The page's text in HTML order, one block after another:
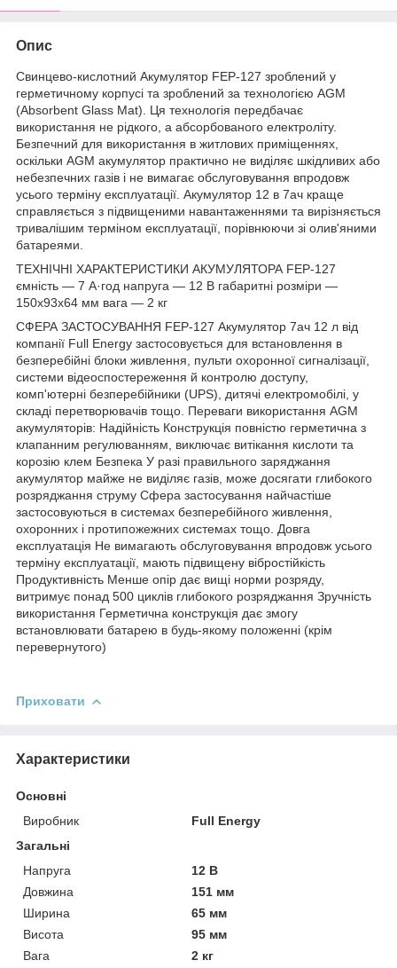
Опис
Свинцево-кислотний Акумулятор FEP-127 зроблений у
герметичному корпусі та зроблений за технологією AGM
(Absorbent Glass Mat). Ця технологія передбачає
використання не рідкого, а абсорбованого електроліту.
Безпечний для використання в житлових приміщеннях,
оскільки AGM акумулятор практично не виділяє шкідливих або
небезпечних газів і не вимагає обслуговування впродовж
усього терміну експлуатації. Акумулятор 12 в 7ач краще
справляється з підвищеними навантаженнями та вирізняється
тривалішим терміном експлуатації, порівнюючи зі олив'яними
батареями.
ТЕХНІЧНІ ХАРАКТЕРИСТИКИ АКУМУЛЯТОРА FEP-127
ємність — 7 A·год напруга — 12 В габаритні розміри —
150х93х64 мм вага — 2 кг
СФЕРА ЗАСТОСУВАННЯ FEP-127 Акумулятор 7ач 12 л від
компанії Full Energy застосовується для встановлення в
безперебійні блоки живлення, пульти охоронної сигналізації,
системи відеоспостереження й контролю доступу,
комп'ютерні безперебійники (UPS), дитячі електромобілі, у
складі перетворювачів тощо. Переваги використання AGM
акумуляторів: Надійність Конструкція повністю герметична з
клапанним регулюванням, виключає витікання кислоти та
корозію клем Безпека У разі правильного заряджання
акумулятор майже не виділяє газів, може досягати глибокого
розряджання струму Сфера застосування найчастіше
застосовуються в системах безперебійного живлення,
охоронних і протипожежних системах тощо. Довга
експлуатація Не вимагають обслуговування впродовж усього
терміну експлуатації, мають підвищену вібростійкість
Продуктивність Менше опір дає вищі норми розряду,
витримує понад 500 циклів глибокого розряджання Зручність
використання Герметична конструкція дає змогу
встановлювати батарею в будь-якому положенні (крім
перевернутого)
Приховати
Характеристики
Основні
Виробник
Full Energy
Загальні
Напруга
12 В
Довжина
151 мм
Ширина
65 мм
Висота
95 мм
Вага
2 кг